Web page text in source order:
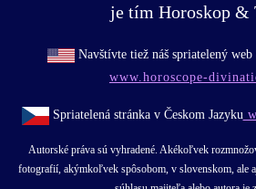
je tím Horoskop &
Navštívte tiež náš spriatelený
www.horoscope-
Spriatelená stránka v Českom Jazyku
Autorské práva sú vyhradené. Akékoľvek
fotografií, akýmkoľvek spôsobom, v slovenskom, ale